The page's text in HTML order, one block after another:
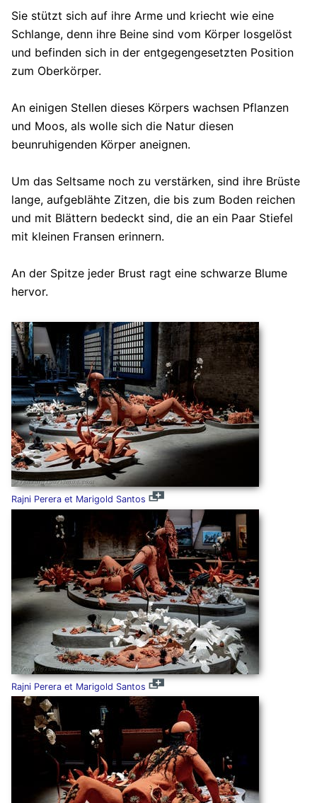
Sie stützt sich auf ihre Arme und kriecht wie eine
Schlange, denn ihre Beine sind vom Körper losgelöst
und befinden sich in der entgegengesetzten Position
zum Oberkörper.
An einigen Stellen dieses Körpers wachsen Pflanzen
und Moos, als wolle sich die Natur diesen
beunruhigenden Körper aneignen.
Um das Seltsame noch zu verstärken, sind ihre Brüste
lange, aufgeblähte Zitzen, die bis zum Boden reichen
und mit Blättern bedeckt sind, die an ein Paar Stiefel
mit kleinen Fransen erinnern.
An der Spitze jeder Brust ragt eine schwarze Blume
hervor.
Rajni Perera et Marigold Santos
Rajni Perera et Marigold Santos